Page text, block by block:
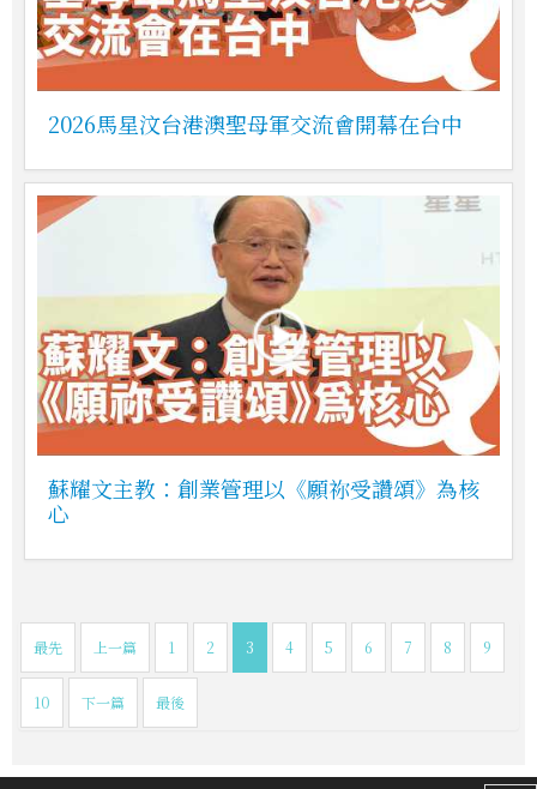
2026馬星汶台港澳聖母軍交流會開幕在台中
蘇耀文主教：創業管理以《願祢受讚頌》為核
心
最先 上一篇 1 2 3 4 5 6 7 8 9
10 下一篇 最後